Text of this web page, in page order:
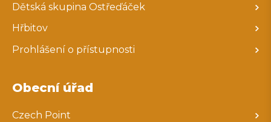
Dětská skupina Ostřeďáček
Hřbitov
Prohlášení o přístupnosti
Obecní úřad
Czech Point